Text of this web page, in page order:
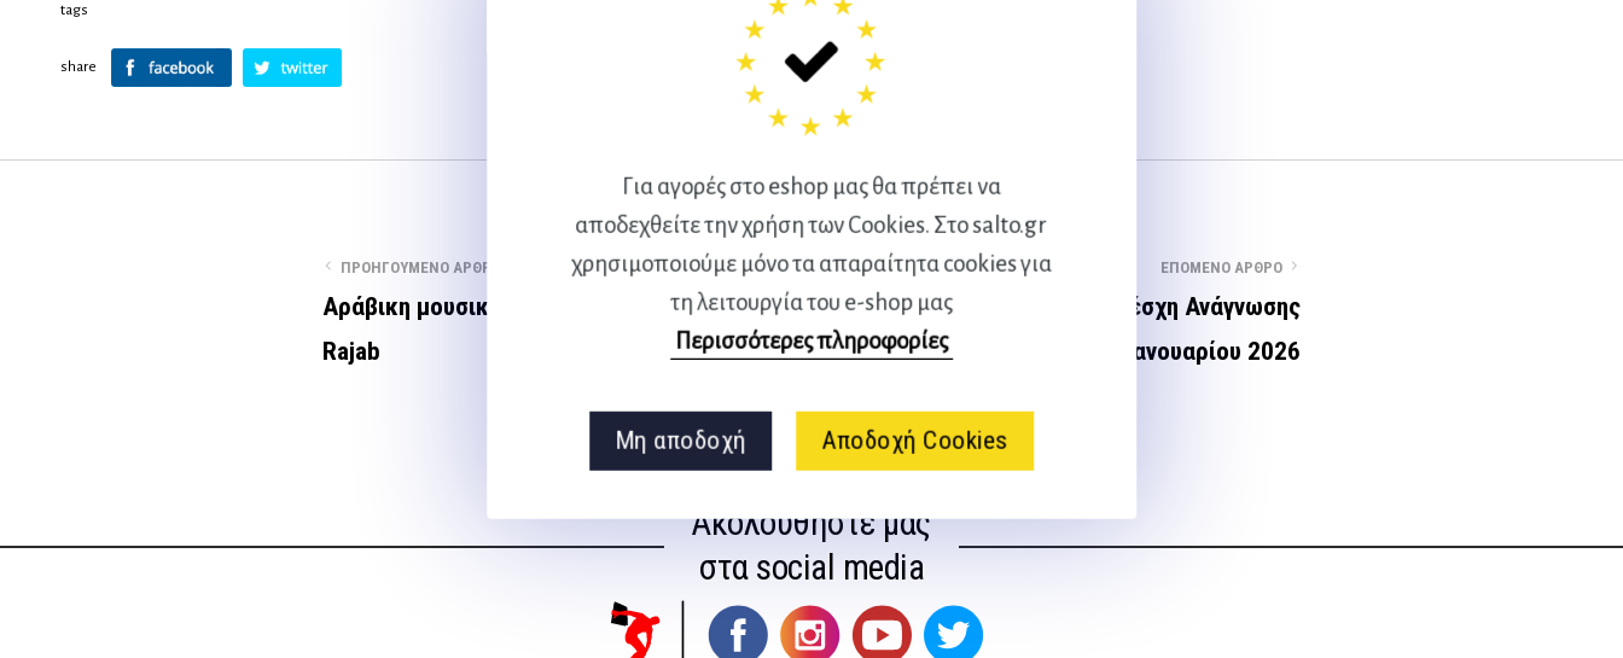
Για αγορές στο eshop μας θα πρέπει να
αποδεχθείτε την χρήση των Cookies. Στο salto.gr
χρησιμοποιούμε μόνο τα απαραίτητα cookies για
τη λειτουργία του e-shop μας
Περισσότερες πληροφορίες
Μη αποδοχή Αποδοχή Cookies
tags
share
ΠΡΟΗΓΟΎΜΕΝΟ ΆΡΘΡΟ
Αράβικη μουσική και ποίηση με τον Ziad
Rajab
ΕΠΌΜΕΝΟ ΆΡΘΡΟ
Οριενταλισμός στη Λέσχη Ανάγνωσης
Αραβικής Λογοτεχνίας / 14 Ιανουαρίου 2026
Ακολουθήστε μας
στα social media